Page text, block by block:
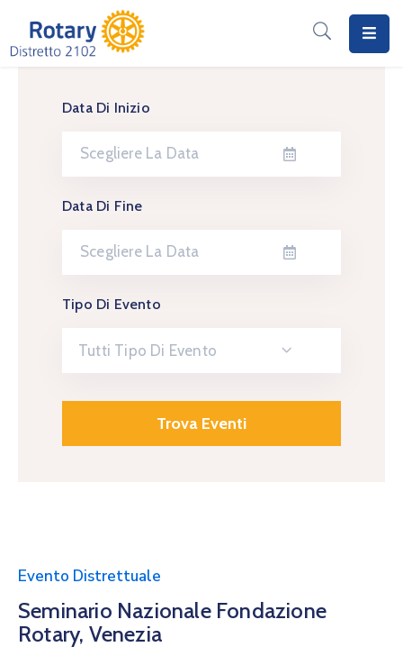
Calendario
Data Di Inizio
Data Di Fine
Tipo Di Evento
Tutti Tipo Di Evento
Evento Distrettuale
Seminario Nazionale Fondazione
Rotary, Venezia